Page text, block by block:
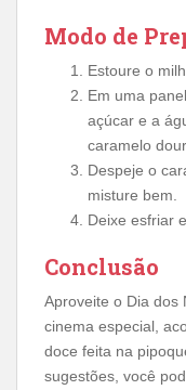
Modo de
Estoure o
Em uma
açúcar e a
caramelo
Despeje o
misture bem.
Deixe esfriar
Conclusão
Aproveite o Dia dos
cinema especial,
doce feita na
sugestões, você